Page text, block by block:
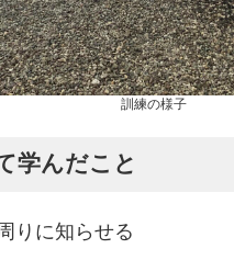
訓練の様子
学んだこと
りに知らせる